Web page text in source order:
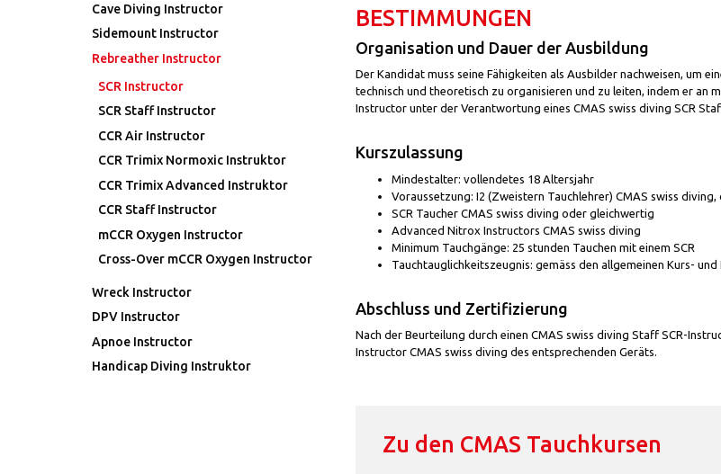
Cave Diving Instructor
Sidemount Instructor
Rebreather Instructor
SCR Instructor
SCR Staff Instructor
CCR Air Instructor
CCR Trimix Normoxic Instruktor
CCR Trimix Advanced Instruktor
CCR Staff Instructor
mCCR Oxygen Instructor
Cross-Over mCCR Oxygen Instructor
Wreck Instructor
DPV Instructor
Apnoe Instructor
Handicap Diving Instruktor
BESTIMMUNGEN
Organisation und Dauer der Ausbildung
Der Kandidat muss seine Fähigkeiten als Ausbilder nachweisen, um
technisch und theoretisch zu organisieren und zu leiten, indem er an
Instructor unter der Verantwortung eines CMAS swiss diving SCR
Kurszulassung
Mindestalter: vollendetes 18 Altersjahr
Voraussetzung: I2 (Zweistern Tauchlehrer) CMAS swiss
SCR Taucher CMAS swiss diving oder gleichwertig
Advanced Nitrox Instructors CMAS swiss diving
Minimum Tauchgänge: 25 stunden Tauchen mit einem SCR
Tauchtauglichkeitszeugnis: gemäss den allgemeinen Kurs-
Abschluss und Zertifizierung
Nach der Beurteilung durch einen CMAS swiss diving Staff SCR-
Instructor CMAS swiss diving des entsprechenden Geräts.
Zu den CMAS Tauchkursen